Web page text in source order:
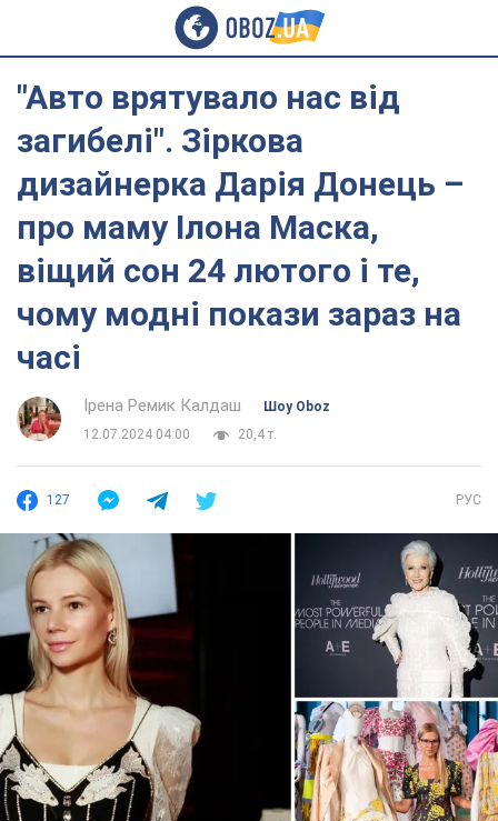
"Авто врятувало нас від
загибелі". Зіркова
дизайнерка Дарія Донець –
про маму Ілона Маска,
віщий сон 24 лютого і те,
чому модні покази зараз на
часі
Ірена Ремик Калдаш
Шоу Oboz
12.07.2024 04:00
20,4 т.
127 РУС